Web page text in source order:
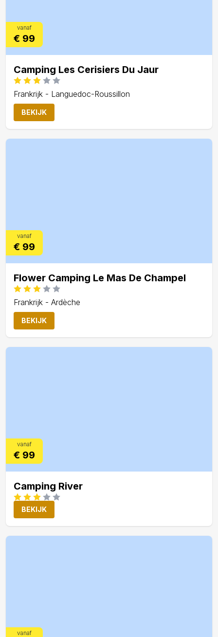
vanaf
€ 99
Camping Les Cerisiers Du Jaur
Frankrijk - Languedoc-Roussillon
BEKIJK
vanaf
€ 99
Flower Camping Le Mas De Champel
Frankrijk - Ardèche
BEKIJK
vanaf
€ 99
Camping River
BEKIJK
vanaf